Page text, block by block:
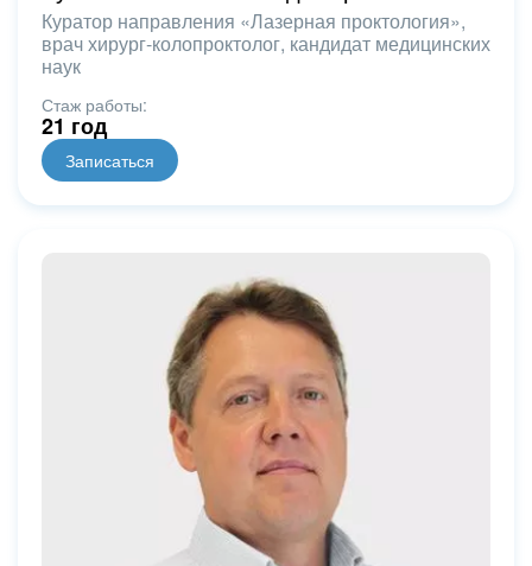
Куратор направления «Лазерная проктология»,
врач хирург-колопроктолог, кандидат медицинских
наук
Стаж работы:
21 год
Записаться